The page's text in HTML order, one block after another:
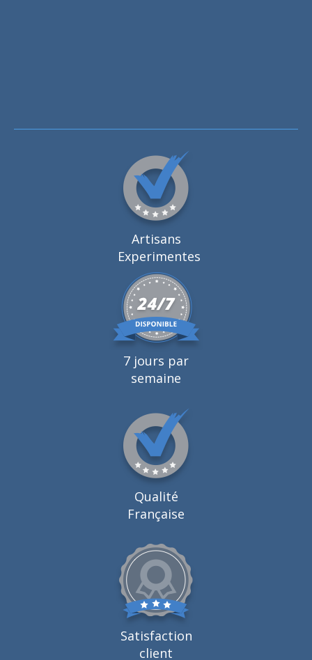
Artisans
Experimentes
7 jours par
semaine
Qualité
Française
Satisfaction
client